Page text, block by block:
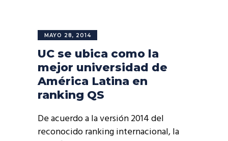
MAYO 28, 2014
UC se ubica como la
mejor universidad de
América Latina en
ranking QS
De acuerdo a la versión 2014 del
reconocido ranking internacional, la